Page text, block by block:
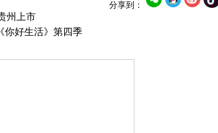
分享到：
州上市
你好生活》第四季